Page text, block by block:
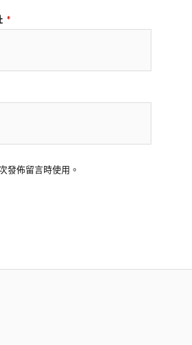
*
發佈留言時使用。